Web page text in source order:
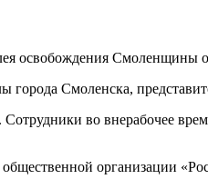
освобождения Смоленщины
Смоленска,
во внерабочее
организации